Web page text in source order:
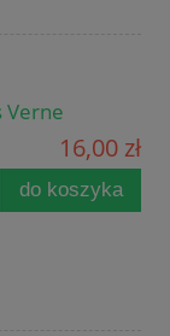
Verne
16,00 zł
do koszyka